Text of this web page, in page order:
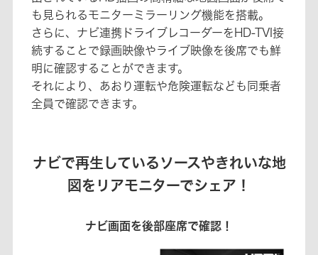
も見られるモニターミラーリング機能を搭載。
さらに、ナビ連携ドライブレコーダーをHD-TVI接
続することで録画映像やライブ映像を後席でも鮮
明に確認することができます。
それにより、あおり運転や危険運転なども同乗者
全員で確認できます。
ナビで再生しているソースやきれいな地
図をリアモニターでシェア！
ナビ画面を後部座席で確認！